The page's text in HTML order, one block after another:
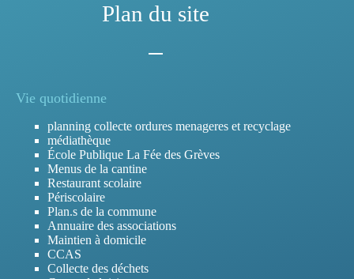
Plan du site
Vie quotidienne
planning collecte ordures menageres et recyclage
médiathèque
École Publique La Fée des Grèves
Menus de la cantine
Restaurant scolaire
Périscolaire
Plan.s de la commune
Annuaire des associations
Maintien à domicile
CCAS
Collecte des déchets